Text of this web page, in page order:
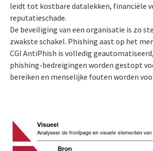
leidt tot kostbare datalekken, financiële
reputatieschade.
De beveiliging van een organisatie is zo
zwakste schakel. Phishing aast op het
CGI AntiPhish is volledig
phishing-bedreigingen worden gestopt
bereiken en menselijke fouten worden